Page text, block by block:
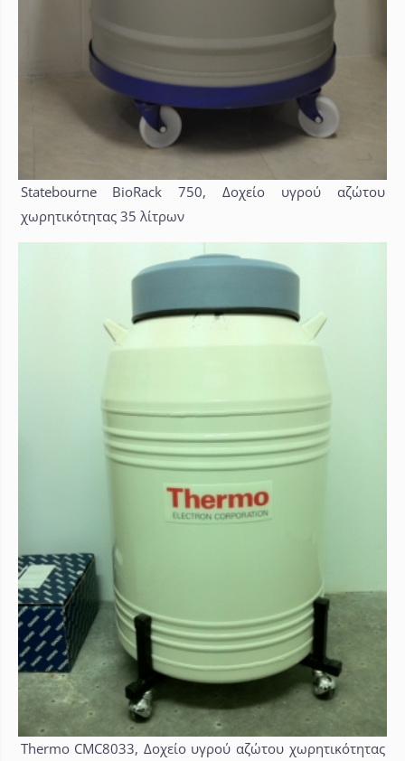
Statebourne BioRack 750, Δοχείο υγρού αζώτου
χωρητικότητας 35 λίτρων
Thermo CMC8033, Δοχείο υγρού αζώτου χωρητικότητας